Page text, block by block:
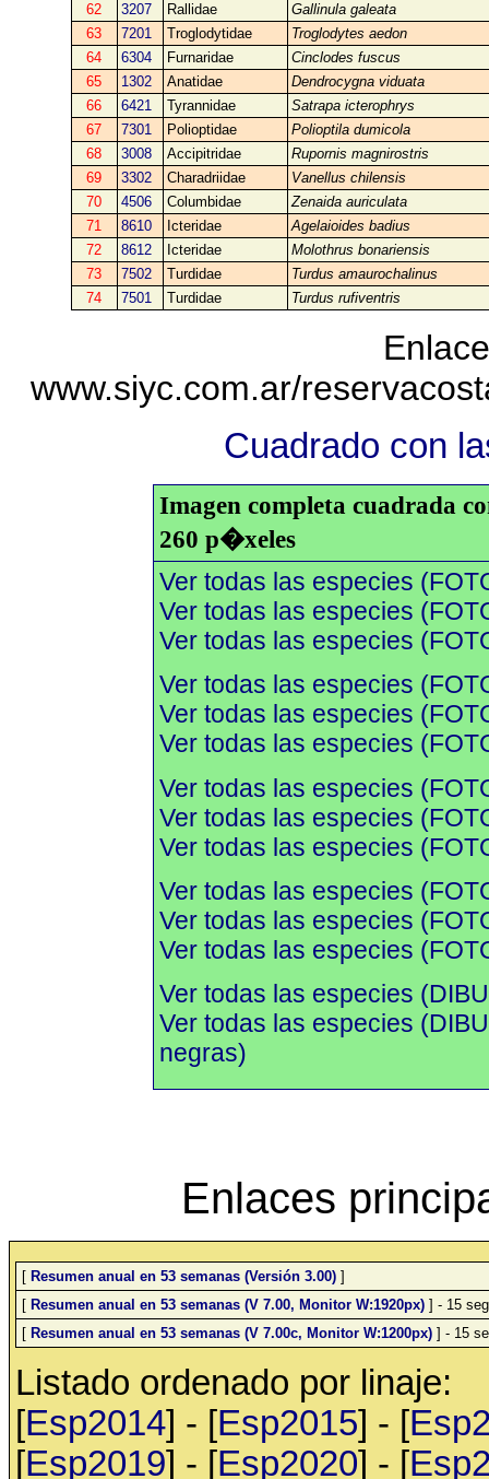
62
3207 Rallidae
Gallinula galeata
63
7201 Troglodytidae
Troglodytes aedon
64
6304 Furnaridae
Cinclodes fuscus
65
1302 Anatidae
Dendrocygna viduata
66
6421 Tyrannidae
Satrapa icterophrys
67
7301 Polioptidae
Polioptila dumicola
68
3008 Accipitridae
Rupornis magnirostris
69
3302 Charadriidae
Vanellus chilensis
70
4506 Columbidae
Zenaida auriculata
71
8610 Icteridae
Agelaioides badius
72
8612 Icteridae
Molothrus bonariensis
73
7502 Turdidae
Turdus amaurochalinus
74
7501 Turdidae Turdus rufiventris
www.siyc.com.ar/
Cuadrado con
Imagen completa cuadrada
260 p�xeles
Ver todas las especies
Ver todas las especies
Ver todas las especies
Ver todas las especies
Ver todas las especies
Ver todas las especies
Ver todas las especies
Ver todas las especies
Ver todas las especies
Ver todas las especies
Ver todas las especies
Ver todas las especies
Ver todas las especies
Ver todas las especies
negras)
Enlaces
[ Resumen anual en 53 semanas (Versión 3.00) ]
[ Resumen anual en 53 semanas (V 7.00, Monitor W:1920px) ] - 15
[ Resumen anual en 53 semanas (V 7.00c, Monitor W:1200px) ] - 15
Listado ordenado por linaje:
[Esp2014] - [Esp2015] - [
[Esp2019] - [Esp2020] - [